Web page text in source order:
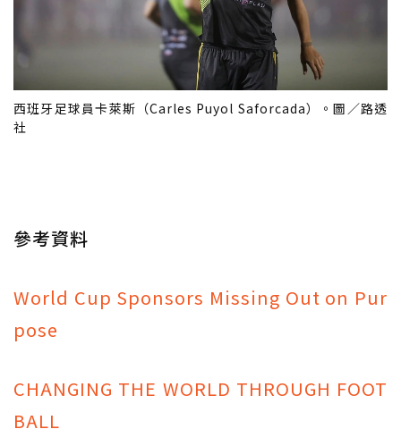
西班牙足球員卡萊斯（Carles Puyol Saforcada）。圖／路透
社
參考資料
World Cup Sponsors Missing Out on Pur
pose
CHANGING THE WORLD THROUGH FOOT
BALL